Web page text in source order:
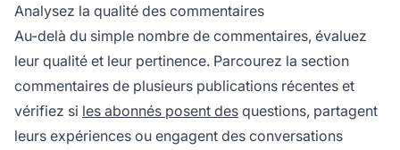
Analysez la qualité des commentaires
Au-delà du simple nombre de commentaires, évaluez
leur qualité et leur pertinence. Parcourez la section
commentaires de plusieurs publications récentes et
vérifiez si les abonnés posent des questions, partagent
leurs expériences ou engagent des conversations